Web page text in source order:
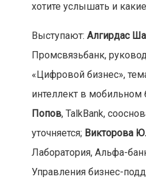
хотите услышать и
Выступают: Алгирдас
Промсвязьбанк,
«Цифровой бизнес»,
интеллект в мобильном
Попов, TalkBank,
уточняется; Викторова
Лаборатория, Альфа-
Управления бизнес-